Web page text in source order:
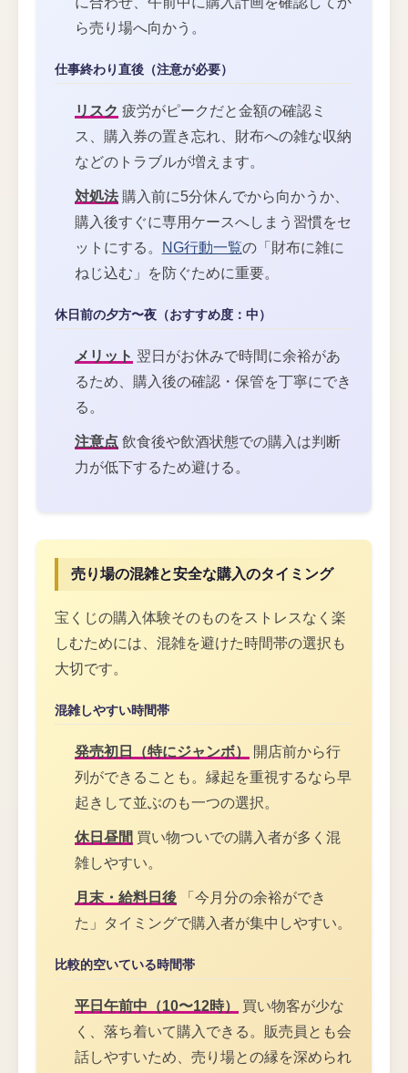
ら売り場へ向かう。
仕事終わり直後（注意が必要）
リスク 疲労がピークだと金額の確認ミ
ス、購入券の置き忘れ、財布への雑な収納
などのトラブルが増えます。
対処法購入前に5分休んでから向かうか、
購入後すぐに専用ケースへしまう習慣をセ
ットにする。
NG行動一覧の「財布に雑に
ねじ込む」を防ぐために重要。
休日前の夕方〜夜（おすすめ度：中）
メリット 翌日がお休みで時間に余裕があ
るため、購入後の確認・保管を丁寧にでき
る。
注意点 飲食後や飲酒状態での購入は判断
力が低下するため避ける。
売り場の混雑と安全な購入のタイミング
宝くじの購入体験そのものをストレスなく楽
しむためには、混雑を避けた時間帯の選択も
大切です。
混雑しやすい時間帯
発売初日（特にジャンボ）
開店前から行
列ができることも。縁起を重視するなら早
起きして並ぶのも一つの選択。
休日昼間 買い物ついでの購入者が多く混
雑しやすい。
月末・給料日後「今月分の余裕ができ
た」タイミングで購入者が集中しやすい。
比較的空いている時間帯
平日午前中（10〜12時）
買い物客が少な
く、落ち着いて購入できる。販売員とも会
話しやすいため、売り場との縁を深められ